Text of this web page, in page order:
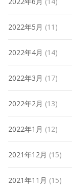
2022年5月 (11)
2022年4月 (14)
2022年3月 (17)
2022年2月 (13)
2022年1月 (12)
2021年12月 (15)
2021年11月 (15)